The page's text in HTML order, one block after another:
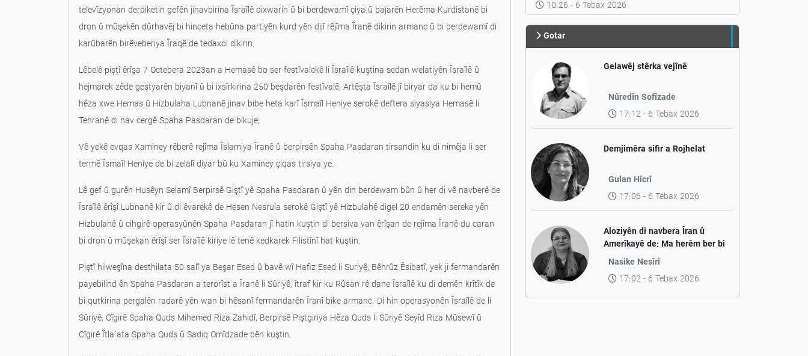
televîzyonan derdiketin gefên jinavbirina Îsraîlê dixwarin û bi berdewamî çiya û bajarên Herêma Kurdistanê bi
dron û mûşekên dûrhavêj bi hinceta hebûna partiyên kurd yên dijî rêjîma Îranê dikirin armanc û bi berdewamî di
karûbarên birêveberiya Îraqê de tedaxol dikirin.
Lêbelê piştî êrîşa 7 Octebera 2023an a Hemasê bo ser festîvalekê li Îsraîlê kuştina sedan welatiyên Îsraîlê û
hejmarek zêde geştyarên biyanî û bi ixsîrkirina 250 beşdarên festîvalê, Artêşta Îsraîlê jî biryar da ku bi hemû
hêza xwe Hemas û Hizbulaha Lubnanê jinav bibe heta karî Îsmaîl Heniye serokê deftera siyasiya Hemasê li
Tehranê di nav cergê Spaha Pasdaran de bikuje.
Vê yekê evqas Xaminey rêberê rejîma Îslamiya Îranê û berpirsên Spaha Pasdaran tirsandin ku di nimêja li ser
termê Îsmaîl Heniye de bi zelalî diyar bû ku Xaminey çiqas tirsiya ye.
Lê gef û gurên Husêyn Selamî Berpirsê Giştî yê Spaha Pasdaran û yên din berdewam bûn û her di vê navberê de
Îsraîlê êrîşî Lubnanê kir û di êvarekê de Hesen Nesrula serokê Giştî yê Hizbulahê digel 20 endamên sereke yên
Hizbulahê û cihgirê operasyûnên Spaha Pasdaran jî hatin kuştin di bersiva van êrîşan de rejîma Îranê du caran
bi dron û mûşekan êrîşî ser Îsraîlê kiriye lê tenê kedkarek Filistînî hat kuştin.
Piştî hilweşîna desthilata 50 salî ya Beşar Esed û bavê wî Hafiz Esed li Suriyê, ‏Bêhrûz Êsibatî, yek ji fermandarên
payebilind ên Spaha Pasdaran a terorîst a Îranê li Sûriyê, îtraf kir ku Rûsan rê dane Îsraîlê ku di demên krîtîk de
bi qutkirina pergalên radarê yên wan bi hêsanî fermandarên Îranî bike armanc. Di hin operasyonên Îsraîlê de li
Sûriyê, Cîgirê Spaha Quds Mihemed Riza Zahidî, Berpirsê Piştgiriya Hêza Quds li Sûriyê Seyîd Riza Mûsewî û
Cîgirê Îtla`ata Spaha Quds û Sadiq Omîdzade bên kuştin.
10:26 - 6 Tebax 2026
Gotar
Gelawêj stêrka vejînê
Nûredîn Sofîzade
17:12 - 6 Tebax 2026
Demjimêra sifir a Rojhelat
Gulan Hîcrî
17:06 - 6 Tebax 2026
Aloziyên di navbera Îran û
Amerîkayê de: Ma herêm ber bi
aramiyê ve diçe yan jî ber bi
Nasike Nesîrî
17:02 - 6 Tebax 2026